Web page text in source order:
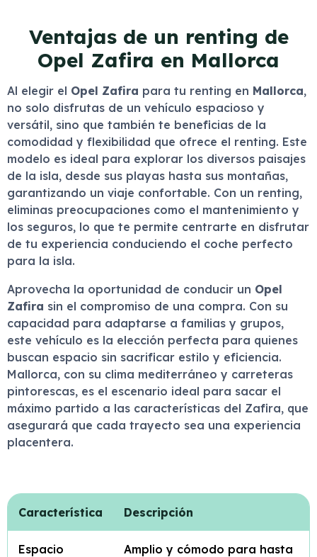
Ventajas de un renting de
Opel Zafira en Mallorca
Al elegir el Opel Zafira para tu renting en Mallorca,
no solo disfrutas de un vehículo espacioso y
versátil, sino que también te beneficias de la
comodidad y flexibilidad que ofrece el renting. Este
modelo es ideal para explorar los diversos paisajes
de la isla, desde sus playas hasta sus montañas,
garantizando un viaje confortable. Con un renting,
eliminas preocupaciones como el mantenimiento y
los seguros, lo que te permite centrarte en disfrutar
de tu experiencia conduciendo el coche perfecto
para la isla.
Aprovecha la oportunidad de conducir un Opel
Zafira sin el compromiso de una compra. Con su
capacidad para adaptarse a familias y grupos,
este vehículo es la elección perfecta para quienes
buscan espacio sin sacrificar estilo y eficiencia.
Mallorca, con su clima mediterráneo y carreteras
pintorescas, es el escenario ideal para sacar el
máximo partido a las características del Zafira, que
asegurará que cada trayecto sea una experiencia
placentera.
Característica Descripción
Espacio
Amplio y cómodo para hasta